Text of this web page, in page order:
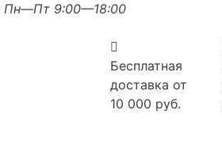
Пн—Пт 9:00—18:00
Бесплатная
доставка от
10 000 руб.